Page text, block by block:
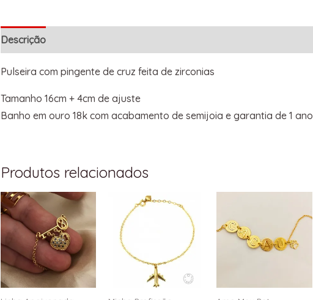
Descrição
Pulseira com pingente de cruz feita de zirconias
Tamanho 16cm + 4cm de ajuste
Banho em ouro 18k com acabamento de semijoia e garantia de 1 ano
Produtos relacionados